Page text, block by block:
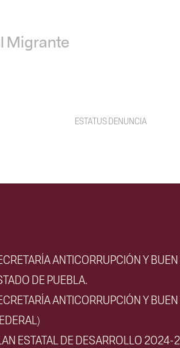
Migrante
ESTATUS DENUNCIA
ANTICORRUPCIÓN Y BUEN
DE PUEBLA.
ANTICORRUPCIÓN Y
ESTATAL DE DESARROLLO